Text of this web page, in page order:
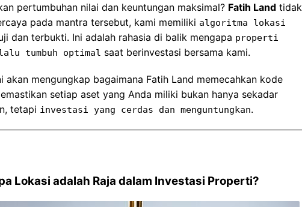
pertumbuhan nilai dan keuntungan maksimal? Fatih Land tidak
pada mantra tersebut, kami memiliki algoritma lokasi
dan terbukti. Ini adalah rahasia di balik mengapa properti
tumbuh optimal saat berinvestasi bersama kami.
akan mengungkap bagaimana Fatih Land memecahkan kode
setiap aset yang Anda miliki bukan hanya sekadar
tetapi investasi yang cerdas dan menguntungkan.
Lokasi adalah Raja dalam Investasi Properti?